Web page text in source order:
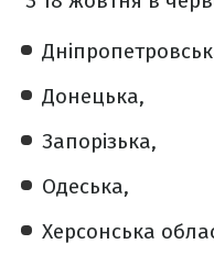
Донецька,
Запорізька,
Одеська,
Херсонська